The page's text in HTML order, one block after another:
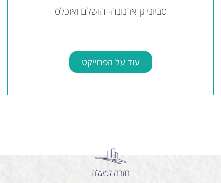
סביוני גן ארנונה- הושלם ואוכלס
עוד על הפרוייקט